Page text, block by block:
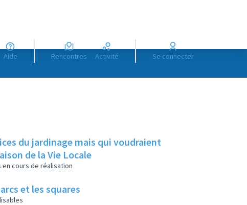
Aide Rencontres Activité Se connecter
du jardinage mais qui voudraient
de la Vie Locale
cours de réalisation
et les squares